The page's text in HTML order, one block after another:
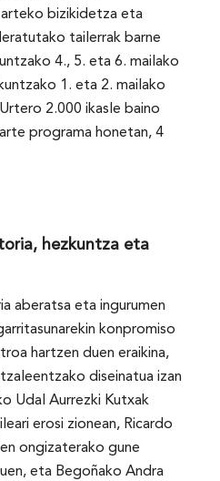
bizikidetza eta
tailerrak barne
4., 5. eta 6. mailako
1. eta 2. mailako
2.000 ikasle baino
programa honetan, 4
hezkuntza eta
aberatsa eta ingurumen
konpromiso
hartzen duen eraikina,
diseinatua izan
Udal Aurrezki Kutxak
erosi zionean, Ricardo
ongizaterako gune
eta Begoñako Andra